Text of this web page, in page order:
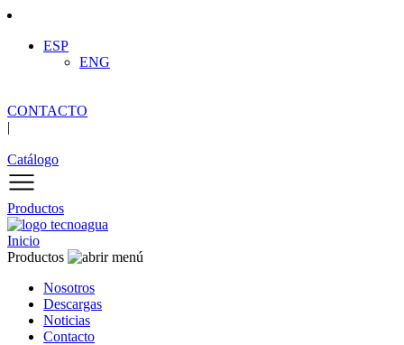
ESP
ENG
CONTACTO
|
Catálogo
Productos
Inicio
Productos
Nosotros
Descargas
Noticias
Contacto